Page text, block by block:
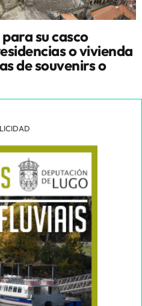
su casco
o vivienda
de souvenirs o